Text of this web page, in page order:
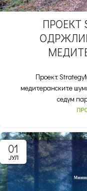
ПРОЕКТ
Проект
медитеранските
седум
01
ЈУЛ